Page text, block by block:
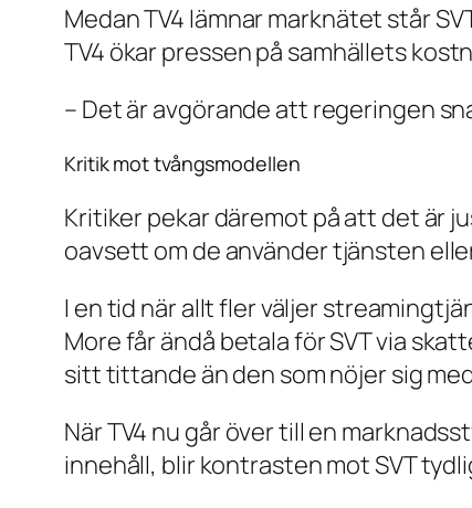
Medan TV4 lämnar marknätet står
TV4 ökar pressen på samhällets
– Det är avgörande att regeringen
Kritik mot tvångsmodellen
Kritiker pekar däremot på att det är
oavsett om de använder tjänsten
I en tid när allt fler väljer
More får ändå betala för SVT via
sitt tittande än den som nöjer sig
När TV4 nu går över till en
innehåll, blir kontrasten mot SVT